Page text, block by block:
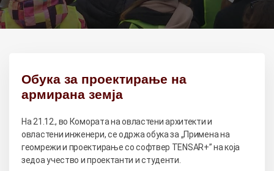
Обука за проектирање на
армирана земја
На 21.12., во Комората на овластени архитекти и
овластени инженери, се одржа обука за „Примена на
геомрежи и проектирање со софтвер TENSAR+” на која
зедоа учество и проектанти и студенти.